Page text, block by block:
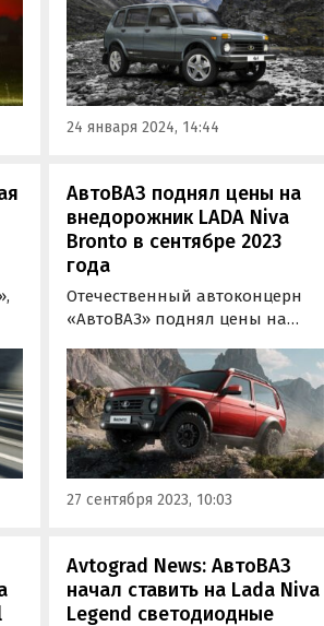
наличием ABS, EBD и моторами
повышенного экологического
класса «Евро-5», но и
шильдиками на кузове.
24 января 2024, 14:44
АвтоВАЗ поднял цены на
внедорожник LADA Niva
Bronto в сентябре 2023
года
Отечественный автоконцерн
«АвтоВАЗ» поднял цены на
дорогую и «экстремальную»
версию внедорожника LADA
Niva Legend, созданную
специально для офф-роуда.
27 сентября 2023, 10:03
Avtograd News: АвтоВАЗ
начал ставить на Lada Niva
Legend светодиодные